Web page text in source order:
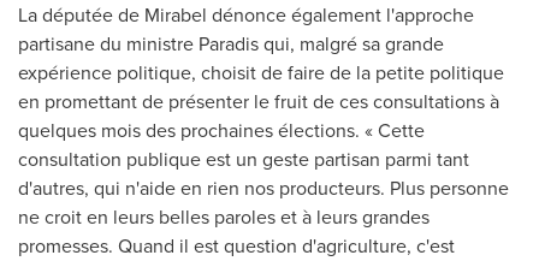
La députée de Mirabel dénonce également l'approche
partisane du ministre Paradis qui, malgré sa grande
expérience politique, choisit de faire de la petite politique
en promettant de présenter le fruit de ces consultations à
quelques mois des prochaines élections. « Cette
consultation publique est un geste partisan parmi tant
d'autres, qui n'aide en rien nos producteurs. Plus personne
ne croit en leurs belles paroles et à leurs grandes
promesses. Quand il est question d'agriculture, c'est